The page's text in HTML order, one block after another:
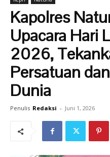
Kapolres
Upacara Hari
2026,
Persatuan
Dunia
Penulis Redaksi - Juni 1, 2026